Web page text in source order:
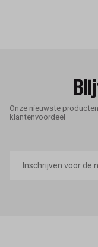
Onze nieuwste
klantenvoordeel
mailadres